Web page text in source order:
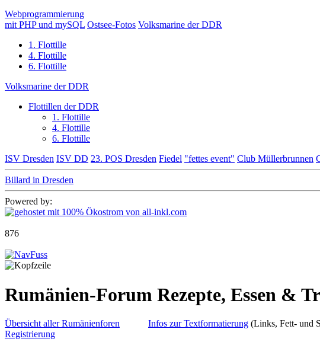
Webprogrammierung
mit PHP und mySQL Ostsee-Fotos Volksmarine der DDR
1. Flottille
4. Flottille
6. Flottille
Volksmarine der DDR
Flottillen der DDR
1. Flottille
4. Flottille
6. Flottille
ISV Dresden ISV DD 23. POS Dresden Fiedel "fettes event" Club Müllerbrunnen
Billard in Dresden
Powered by:
876
Rumänien-Forum Rezepte, Essen &
Übersicht aller Rumänienforen
Registrierung
Infos zur Textformatierung (Links, Fett- und